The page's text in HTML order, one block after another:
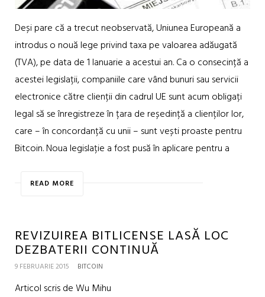
Deși pare că a trecut neobservată, Uniunea Europeană a
introdus o nouă lege privind taxa pe valoarea adăugată
(TVA), pe data de 1 Ianuarie a acestui an. Ca o consecință a
acestei legislații, companiile care vând bunuri sau servicii
electronice către clienții din cadrul UE sunt acum obligați
legal să se înregistreze în țara de reședință a clienților lor,
care – în concordanță cu unii – sunt vești proaste pentru
Bitcoin. Noua legislație a fost pusă în aplicare pentru a
READ MORE
REVIZUIREA BITLICENSE LASĂ LOC
DEZBATERII CONTINUĂ
9 FEBRUARIE 2015 BITCOIN
Articol scris de Wu Mihu